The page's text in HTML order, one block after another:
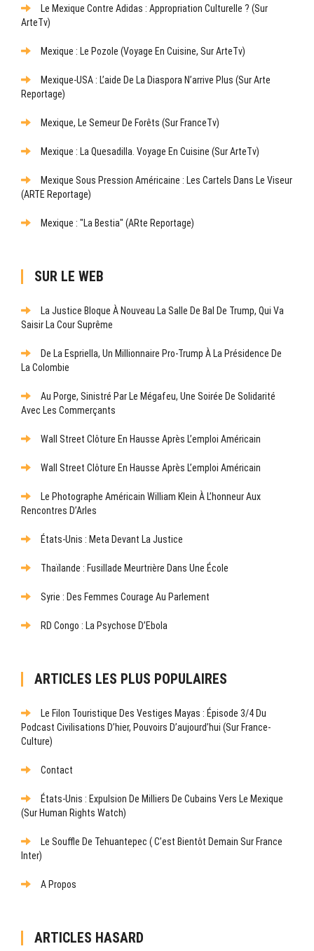
Le Mexique Contre Adidas : Appropriation Culturelle ? (sur
ArteTv)
Mexique : Le Pozole (Voyage En Cuisine, Sur ArteTv)
Mexique-USA : L’aide De La Diaspora N’arrive Plus (sur Arte
Reportage)
Mexique, Le Semeur De Forêts (sur FranceTv)
Mexique : La Quesadilla. Voyage En Cuisine (sur ArteTv)
Mexique Sous Pression Américaine : Les Cartels Dans Le Viseur
(ARTE Reportage)
Mexique : "La Bestia" (ARte Reportage)
SUR LE WEB
La Justice Bloque À Nouveau La Salle De Bal De Trump, Qui Va
Saisir La Cour Suprême
De La Espriella, Un Millionnaire Pro-Trump À La Présidence De
La Colombie
Au Porge, Sinistré Par Le Mégafeu, Une Soirée De Solidarité
Avec Les Commerçants
Wall Street Clôture En Hausse Après L’emploi Américain
Wall Street Clôture En Hausse Après L’emploi Américain
Le Photographe Américain William Klein À L’honneur Aux
Rencontres D’Arles
États-Unis : Meta Devant La Justice
Thaïlande : Fusillade Meurtrière Dans Une École
Syrie : Des Femmes Courage Au Parlement
RD Congo : La Psychose D’Ebola
ARTICLES LES PLUS POPULAIRES
Le Filon Touristique Des Vestiges Mayas : Épisode 3/4 Du
Podcast Civilisations D’hier, Pouvoirs D’aujourd’hui (sur France-
Culture)
Contact
États-Unis : Expulsion De Milliers De Cubains Vers Le Mexique
(sur Human Rights Watch)
Le Souffle De Tehuantepec ( C’est Bientôt Demain Sur France
Inter)
A Propos
ARTICLES HASARD